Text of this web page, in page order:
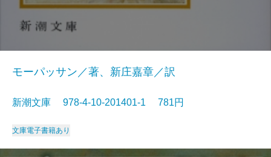
モーパッサン／著、新庄嘉章／訳
新潮文庫 978-4-10-201401-1 781円
文庫電子書籍あり